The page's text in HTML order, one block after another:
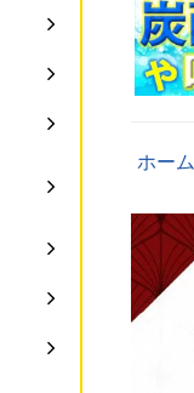
ホーム